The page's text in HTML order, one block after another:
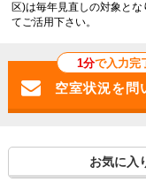
区)は毎年見直しの対象と
てご活用下さい。
1分で入力完
お気に入